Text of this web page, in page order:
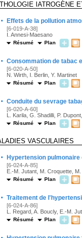
IATROGÈNE
· Effets de la pollution
[6-019-A-38]
I. Annesi-Maesano
Résumé Plan
· Consommation de tabac
[6-020-A-50]
N. Wirth, I. Berlin, Y. Martinet
Résumé Plan
· Conduite du sevrage
[6-020-A-60]
L. Karila, G. Shadilli, P.
Résumé Plan
VASCULAIRES
· Hypertension
[6-024-A-85]
E.-M. Jutant, M. Croquette,
Résumé Plan
· Traitement de
[6-024-A-86]
L. Regard, A. Boucly, E.-M.
Résumé Plan